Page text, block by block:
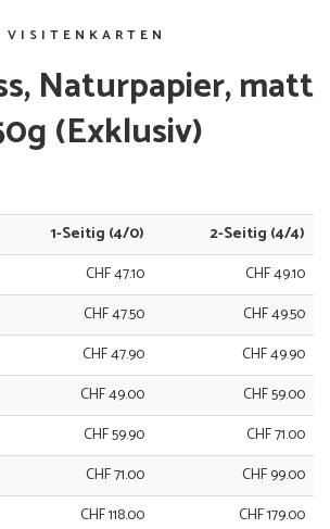
VISITENKARTEN
Naturpapier, matt
(Exklusiv)
1-Seitig (4/0)
2-Seitig (4/4)
CHF 47.10
CHF 49.10
CHF 47.50
CHF 49.50
CHF 47.90
CHF 49.90
CHF 49.00
CHF 59.00
CHF 59.90
CHF 71.00
CHF 71.00
CHF 99.00
CHF 118.00
CHF 179.00